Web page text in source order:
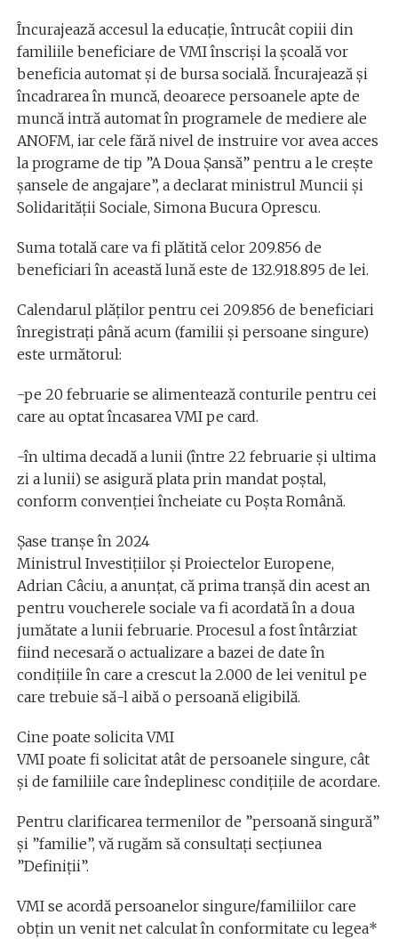
Încurajează accesul la educație, întrucât copiii din
familiile beneficiare de VMI înscriși la școală vor
beneficia automat și de bursa socială. Încurajează și
încadrarea în muncă, deoarece persoanele apte de
muncă intră automat în programele de mediere ale
ANOFM, iar cele fără nivel de instruire vor avea acces
la programe de tip ”A Doua Șansă” pentru a le crește
șansele de angajare”, a declarat ministrul Muncii și
Solidarității Sociale, Simona Bucura Oprescu.
Suma totală care va fi plătită celor 209.856 de
beneficiari în această lună este de 132.918.895 de lei.
Calendarul plăților pentru cei 209.856 de beneficiari
înregistrați până acum (familii și persoane singure)
este următorul:
-pe 20 februarie se alimentează conturile pentru cei
care au optat încasarea VMI pe card.
-în ultima decadă a lunii (între 22 februarie și ultima
zi a lunii) se asigură plata prin mandat poștal,
conform convenției încheiate cu Poșta Română.
Șase tranșe în 2024
Ministrul Investiţiilor şi Proiectelor Europene,
Adrian Câciu, a anunţat, că prima tranşă din acest an
pentru voucherele sociale va fi acordată în a doua
jumătate a lunii februarie. Procesul a fost întârziat
fiind necesară o actualizare a bazei de date în
condiţiile în care a crescut la 2.000 de lei venitul pe
care trebuie să-l aibă o persoană eligibilă.
Cine poate solicita VMI
VMI poate fi solicitat atât de persoanele singure, cât
și de familiile care îndeplinesc condițiile de acordare.
Pentru clarificarea termenilor de ”persoană singură”
și ”familie”, vă rugăm să consultați secțiunea
”Definiții”.
VMI se acordă persoanelor singure/familiilor care
obțin un venit net calculat în conformitate cu legea*